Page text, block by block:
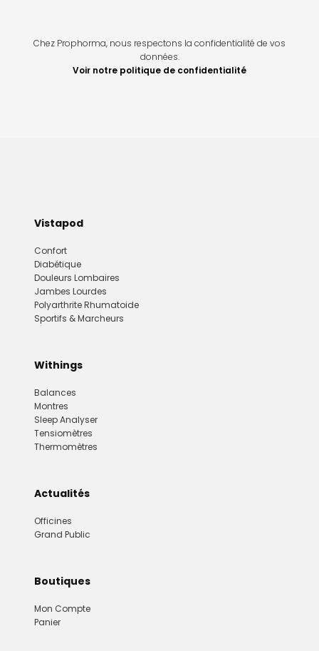
Chez Prophorma, nous respectons la confidentialité de vos
données.
Voir notre politique de confidentialité
Vistapod
Confort
Diabétique
Douleurs Lombaires
Jambes Lourdes
Polyarthrite Rhumatoide
Sportifs & Marcheurs
Withings
Balances
Montres
Sleep Analyser
Tensiomètres
Thermomètres
Actualités
Officines
Grand Public
Boutiques
Mon Compte
Panier